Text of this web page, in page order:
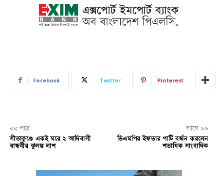
Facebook Twitter Pinterest
<< পরে
সীতাকুণ্ডে একই ঘরে ২ আদিবাসী
বান্ধবীর ঝুলন্ত লাশ
আগে >>
ডিএমপির ইফতার পার্টি বর্জন করলেন
শতাধিক সাংবাদিক